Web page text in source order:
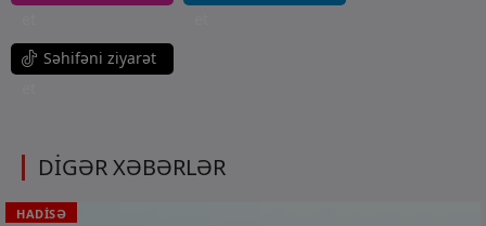
Səhifəni ziyarət
DİGƏR XƏBƏRLƏR
HADİSƏ